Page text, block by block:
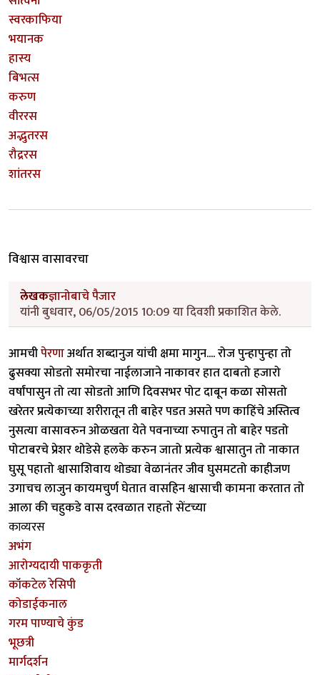
स्वरकाफिया
भयानक
हास्य
बिभत्स
करुण
वीररस
अद्भुतरस
रौद्ररस
शांतरस
विश्वास वासावरचा
लेखकज्ञानोबाचे पैजार
यांनी बुधवार, 06/05/2015 10:09 या दिवशी प्रकाशित केले.
आमचीपेरणाअर्थात शब्दानुज यांची क्षमा मागुन.... रोज पुन्हापुन्हा तो
ढुसक्या सोडतो समोरचा नाईलाजाने नाकावर हात दाबतो हजारो
वर्षांपासुन तो त्या सोडतो आणि दिवसभर पोट दाबून कळा सोसतो
खरेतर प्रत्येकाच्या शरीरातून ती बाहेर पडत असते पण काहिंचे अस्तित्व
नुसत्या वासावरुन ओळखता येते पवनाच्या रुपातुन तो बाहेर पडतो
पोटाबरचे प्रेशर थोडेसे हलके करुन जातो प्रत्येक श्वासातुन तो नाकात
घुसू पहातो श्वासाशिवाय थोड्या वेळानंतर जीव घुसमटतो काहीजण
उगाचच लाजुन कायमचुर्ण घेतात वासहिन श्वासाची कामना करतात तो
आला की चहुकडे वास दरवळात राहतो सेंटच्या
काव्यरस
अभंग
आरोग्यदायी पाककृती
कॉकटेल रेसिपी
कोडाईकनाल
गरम पाण्याचे कुंड
भूछत्री
मार्गदर्शन